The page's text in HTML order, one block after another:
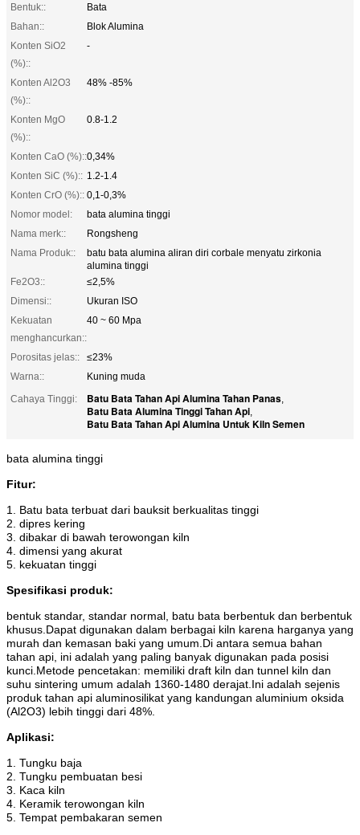
Bentuk::
Bata
Bahan::
Blok Alumina
Konten SiO2
(%)::
-
Konten Al2O3
(%)::
48% -85%
Konten MgO
(%)::
0.8-1.2
Konten CaO (%)::0,34%
Konten SiC (%):: 1.2-1.4
Konten CrO (%):: 0,1-0,3%
Nomor model:
bata alumina tinggi
Nama merk::
Rongsheng
Nama Produk::
batu bata alumina aliran diri corbale menyatu zirkonia
alumina tinggi
Fe2O3::
≤2,5%
Dimensi::
Ukuran ISO
Kekuatan
menghancurkan::
40 ~ 60 Mpa
Porositas jelas::
≤23%
Warna::
Kuning muda
Cahaya Tinggi:
Batu Bata Tahan Api Alumina Tahan Panas,
Batu Bata Alumina Tinggi Tahan Api,
Batu Bata Tahan Api Alumina Untuk Kiln Semen
bata alumina tinggi
Fitur:
1. Batu bata terbuat dari bauksit berkualitas tinggi
2. dipres kering
3. dibakar di bawah terowongan kiln
4. dimensi yang akurat
5. kekuatan tinggi
Spesifikasi produk:
bentuk standar, standar normal, batu bata berbentuk dan berbentuk
khusus.Dapat digunakan dalam berbagai kiln karena harganya yang
murah dan kemasan baki yang umum.Di antara semua bahan
tahan api, ini adalah yang paling banyak digunakan pada posisi
kunci.Metode pencetakan: memiliki draft kiln dan tunnel kiln dan
suhu sintering umum adalah 1360-1480 derajat.Ini adalah sejenis
produk tahan api aluminosilikat yang kandungan aluminium oksida
(Al2O3) lebih tinggi dari 48%.
Aplikasi:
1. Tungku baja
2. Tungku pembuatan besi
3. Kaca kiln
4. Keramik terowongan kiln
5. Tempat pembakaran semen